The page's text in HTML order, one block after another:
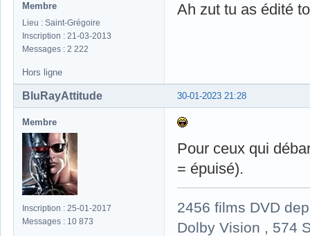
Membre
Lieu : Saint-Grégoire
Inscription : 21-03-2013
Messages : 2 222
Ah zut tu as édité
Hors ligne
30-01-2023 21:28
BluRayAttitude
Membre
Inscription : 25-01-2017
Messages : 10 873
Pour ceux qui
= épuisé).
2456 films DVD
Dolby Vision , 574